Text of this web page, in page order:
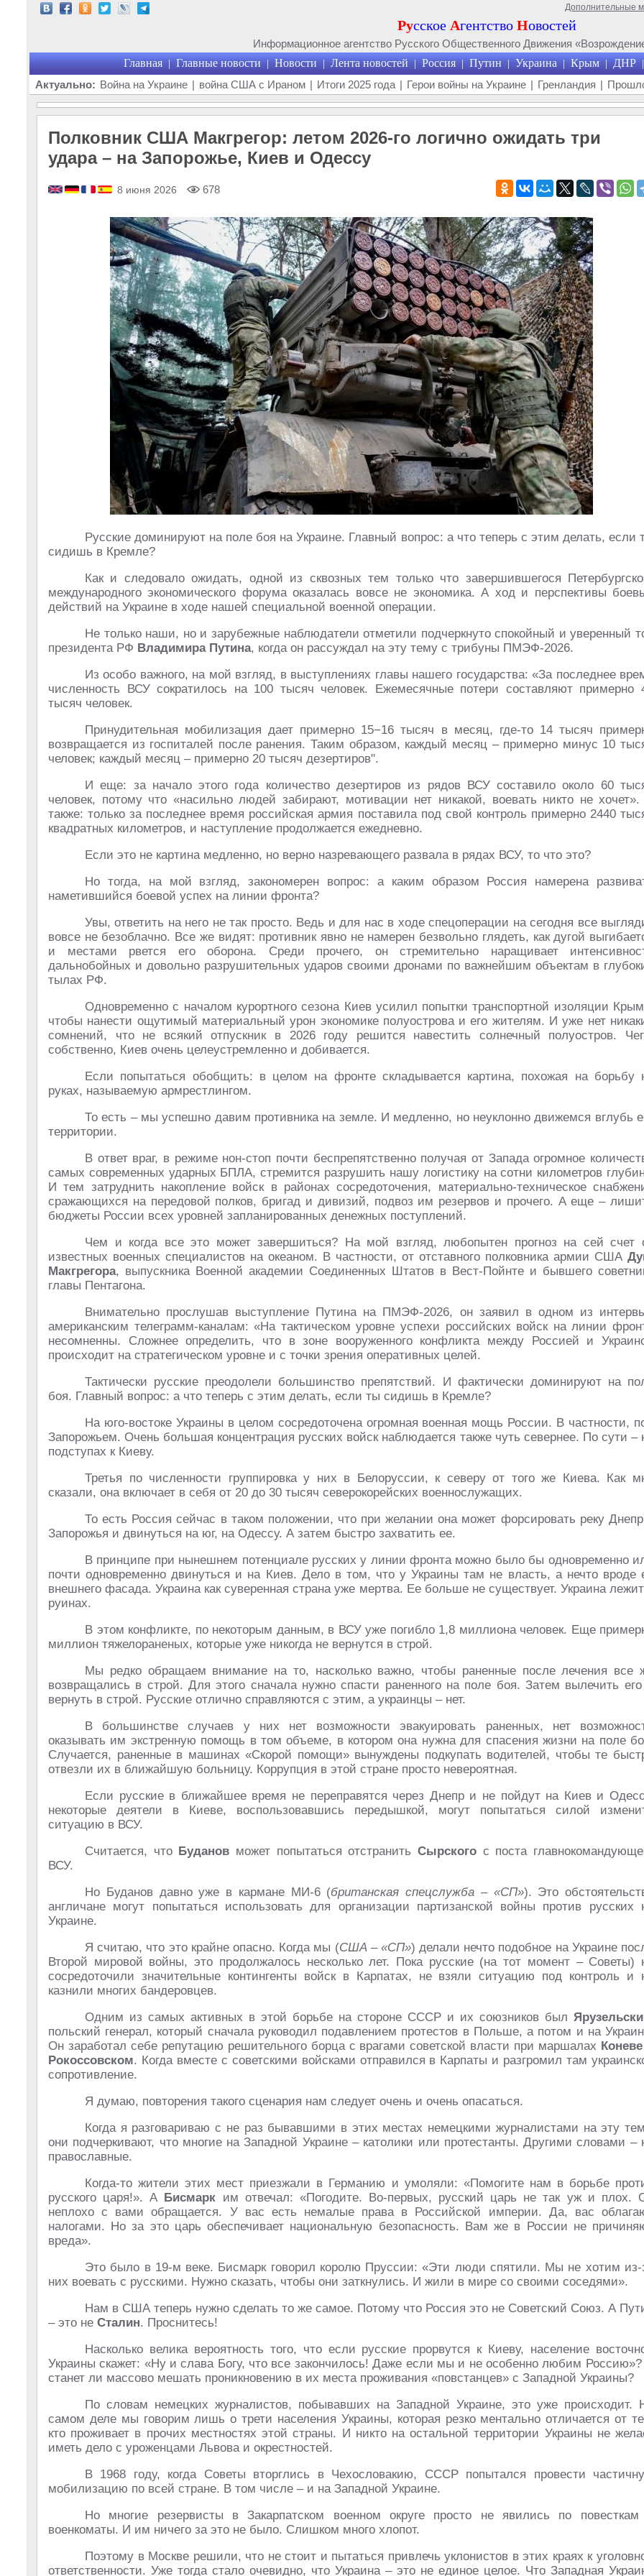
Дополнительные
Русское Агентство Новостей
Информационное агентство Русского Общественного Движения
Главная | Главные новости | Новости | Лента новостей | Россия | Путин | Украина | Крым | ДНР |
Актуально: Война на Украине | война США с Ираном | Итоги 2025 года | Герои войны на Украине | Гренландия |
Полковник США Макгрегор: летом 2026-го логично ожидать три
удара – на Запорожье, Киев и Одессу
8 июня 2026 678
Русские доминируют на поле боя на Украине. Главный вопрос: а что теперь с этим делать, если
сидишь в Кремле?
Как и следовало ожидать, одной из сквозных тем только что завершившегося
международного экономического форума оказалась вовсе не экономика. А ход и перспективы
действий на Украине в ходе нашей специальной военной операции.
Не только наши, но и зарубежные наблюдатели отметили подчеркнуто спокойный и уверенный
президента РФ Владимира Путина, когда он рассуждал на эту тему с трибуны ПМЭФ-2026.
Из особо важного, на мой взгляд, в выступлениях главы нашего государства: «За последнее
численность ВСУ сократилось на 100 тысяч человек. Ежемесячные потери составляют примерно
тысяч человек.
Принудительная мобилизация дает примерно 15−16 тысяч в месяц, где-то 14 тысяч
возвращается из госпиталей после ранения. Таким образом, каждый месяц – примерно минус 10
человек; каждый месяц – примерно 20 тысяч дезертиров".
И еще: за начало этого года количество дезертиров из рядов ВСУ составило около 60
человек, потому что «насильно людей забирают, мотивации нет никакой, воевать никто не
также: только за последнее время российская армия поставила под свой контроль примерно 2440
квадратных километров, и наступление продолжается ежедневно.
Если это не картина медленно, но верно назревающего развала в рядах ВСУ, то что это?
Но тогда, на мой взгляд, закономерен вопрос: а каким образом Россия намерена
наметившийся боевой успех на линии фронта?
Увы, ответить на него не так просто. Ведь и для нас в ходе спецоперации на сегодня все
вовсе не безоблачно. Все же видят: противник явно не намерен безвольно глядеть, как дугой
и местами рвется его оборона. Среди прочего, он стремительно наращивает
дальнобойных и довольно разрушительных ударов своими дронами по важнейшим объектам в
тылах РФ.
Одновременно с началом курортного сезона Киев усилил попытки транспортной изоляции
чтобы нанести ощутимый материальный урон экономике полуострова и его жителям. И уже нет
сомнений, что не всякий отпускник в 2026 году решится навестить солнечный полуостров.
собственно, Киев очень целеустремленно и добивается.
Если попытаться обобщить: в целом на фронте складывается картина, похожая на борьбу
руках, называемую армрестлингом.
То есть – мы успешно давим противника на земле. И медленно, но неуклонно движемся вглубь
территории.
В ответ враг, в режиме нон-стоп почти беспрепятственно получая от Запада огромное
самых современных ударных БПЛА, стремится разрушить нашу логистику на сотни километров
И тем затруднить накопление войск в районах сосредоточения, материально-техническое
сражающихся на передовой полков, бригад и дивизий, подвоз им резервов и прочего. А еще –
бюджеты России всех уровней запланированных денежных поступлений.
Чем и когда все это может завершиться? На мой взгляд, любопытен прогноз на сей счет
известных военных специалистов на океаном. В частности, от отставного полковника армии США
Макгрегора, выпускника Военной академии Соединенных Штатов в Вест-Пойнте и бывшего
главы Пентагона.
Внимательно прослушав выступление Путина на ПМЭФ-2026, он заявил в одном из
американским телеграмм-каналам: «На тактическом уровне успехи российских войск на линии
несомненны. Сложнее определить, что в зоне вооруженного конфликта между Россией и
происходит на стратегическом уровне и с точки зрения оперативных целей.
Тактически русские преодолели большинство препятствий. И фактически доминируют на
боя. Главный вопрос: а что теперь с этим делать, если ты сидишь в Кремле?
На юго-востоке Украины в целом сосредоточена огромная военная мощь России. В частности,
Запорожьем. Очень большая концентрация русских войск наблюдается также чуть севернее. По сути –
подступах к Киеву.
Третья по численности группировка у них в Белоруссии, к северу от того же Киева. Как
сказали, она включает в себя от 20 до 30 тысяч северокорейских военнослужащих.
То есть Россия сейчас в таком положении, что при желании она может форсировать реку
Запорожья и двинуться на юг, на Одессу. А затем быстро захватить ее.
В принципе при нынешнем потенциале русских у линии фронта можно было бы одновременно
почти одновременно двинуться и на Киев. Дело в том, что у Украины там не власть, а нечто вроде
внешнего фасада. Украина как суверенная страна уже мертва. Ее больше не существует. Украина
руинах.
В этом конфликте, по некоторым данным, в ВСУ уже погибло 1,8 миллиона человек. Еще
миллион тяжелораненых, которые уже никогда не вернутся в строй.
Мы редко обращаем внимание на то, насколько важно, чтобы раненные после лечения все
возвращались в строй. Для этого сначала нужно спасти раненного на поле боя. Затем вылечить
вернуть в строй. Русские отлично справляются с этим, а украинцы – нет.
В большинстве случаев у них нет возможности эвакуировать раненных, нет
оказывать им экстренную помощь в том объеме, в котором она нужна для спасения жизни на поле
Случается, раненные в машинах «Скорой помощи» вынуждены подкупать водителей, чтобы те
отвезли их в ближайшую больницу. Коррупция в этой стране просто невероятная.
Если русские в ближайшее время не переправятся через Днепр и не пойдут на Киев и
некоторые деятели в Киеве, воспользовавшись передышкой, могут попытаться силой
ситуацию в ВСУ.
Считается, что Буданов может попытаться отстранитьСырского с поста
ВСУ.
Но Буданов давно уже в кармане МИ-6 (британская спецслужба – «СП»). Это
англичане могут попытаться использовать для организации партизанской войны против русских
Украине.
Я считаю, что это крайне опасно. Когда мы (США – «СП») делали нечто подобное на Украине
Второй мировой войны, это продолжалось несколько лет. Пока русские (на тот момент – Советы)
сосредоточили значительные контингенты войск в Карпатах, не взяли ситуацию под контроль и
казнили многих бандеровцев.
Одним из самых активных в этой борьбе на стороне СССР и их союзников был
польский генерал, который сначала руководил подавлением протестов в Польше, а потом и на
Он заработал себе репутацию решительного борца с врагами советской власти при маршалах Коневе
Рокоссовском. Когда вместе с советскими войсками отправился в Карпаты и разгромил там
сопротивление.
Я думаю, повторения такого сценария нам следует очень и очень опасаться.
Когда я разговариваю с не раз бывавшими в этих местах немецкими журналистами на эту
они подчеркивают, что многие на Западной Украине – католики или протестанты. Другими словами –
православные.
Когда-то жители этих мест приезжали в Германию и умоляли: «Помогите нам в борьбе
русского царя!». А Бисмарк им отвечал: «Погодите. Во-первых, русский царь не так уж и плох.
неплохо с вами обращается. У вас есть немалые права в Российской империи. Да, вас
налогами. Но за это царь обеспечивает национальную безопасность. Вам же в России не
вреда».
Это было в 19-м веке. Бисмарк говорил королю Пруссии: «Эти люди спятили. Мы не хотим из-
них воевать с русскими. Нужно сказать, чтобы они заткнулись. И жили в мире со своими соседями».
Нам в США теперь нужно сделать то же самое. Потому что Россия это не Советский Союз. А
– это не Сталин. Проснитесь!
Насколько велика вероятность того, что если русские прорвутся к Киеву, население
Украины скажет: «Ну и слава Богу, что все закончилось! Даже если мы и не особенно любим
станет ли массово мешать проникновению в их места проживания «повстанцев» с Западной Украины?
По словам немецких журналистов, побывавших на Западной Украине, это уже происходит.
самом деле мы говорим лишь о трети населения Украины, которая резко ментально отличается от
кто проживает в прочих местностях этой страны. И никто на остальной территории Украины не
иметь дело с уроженцами Львова и окрестностей.
В 1968 году, когда Советы вторглись в Чехословакию, СССР попытался провести
мобилизацию по всей стране. В том числе – и на Западной Украине.
Но многие резервисты в Закарпатском военном округе просто не явились по
военкоматы. И им ничего за это не было. Слишком много хлопот.
Поэтому в Москве решили, что не стоит и пытаться привлечь уклонистов в этих краях к
ответственности. Уже тогда стало очевидно, что Украина – это не единое целое. Что Западная